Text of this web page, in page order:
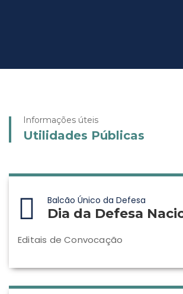
Informações úteis
Utilidades Públicas
Balcão Único da Defesa
Dia da Defesa
Editais de Convocação